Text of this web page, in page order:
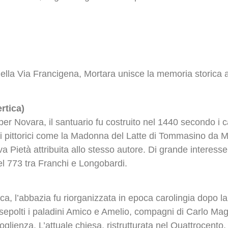
Via Francigena, Mortara unisce la memoria storica
Novara, il santuario fu costruito nel 1440 secondo i
come la Madonna del Latte di Tommasino da
Pietà attribuita allo stesso autore. Di grande
773 tra Franchi e Longobardi.
l’abbazia fu riorganizzata in epoca carolingia dopo
i paladini Amico e Amelio, compagni di Carlo
L’attuale chiesa, ristrutturata nel